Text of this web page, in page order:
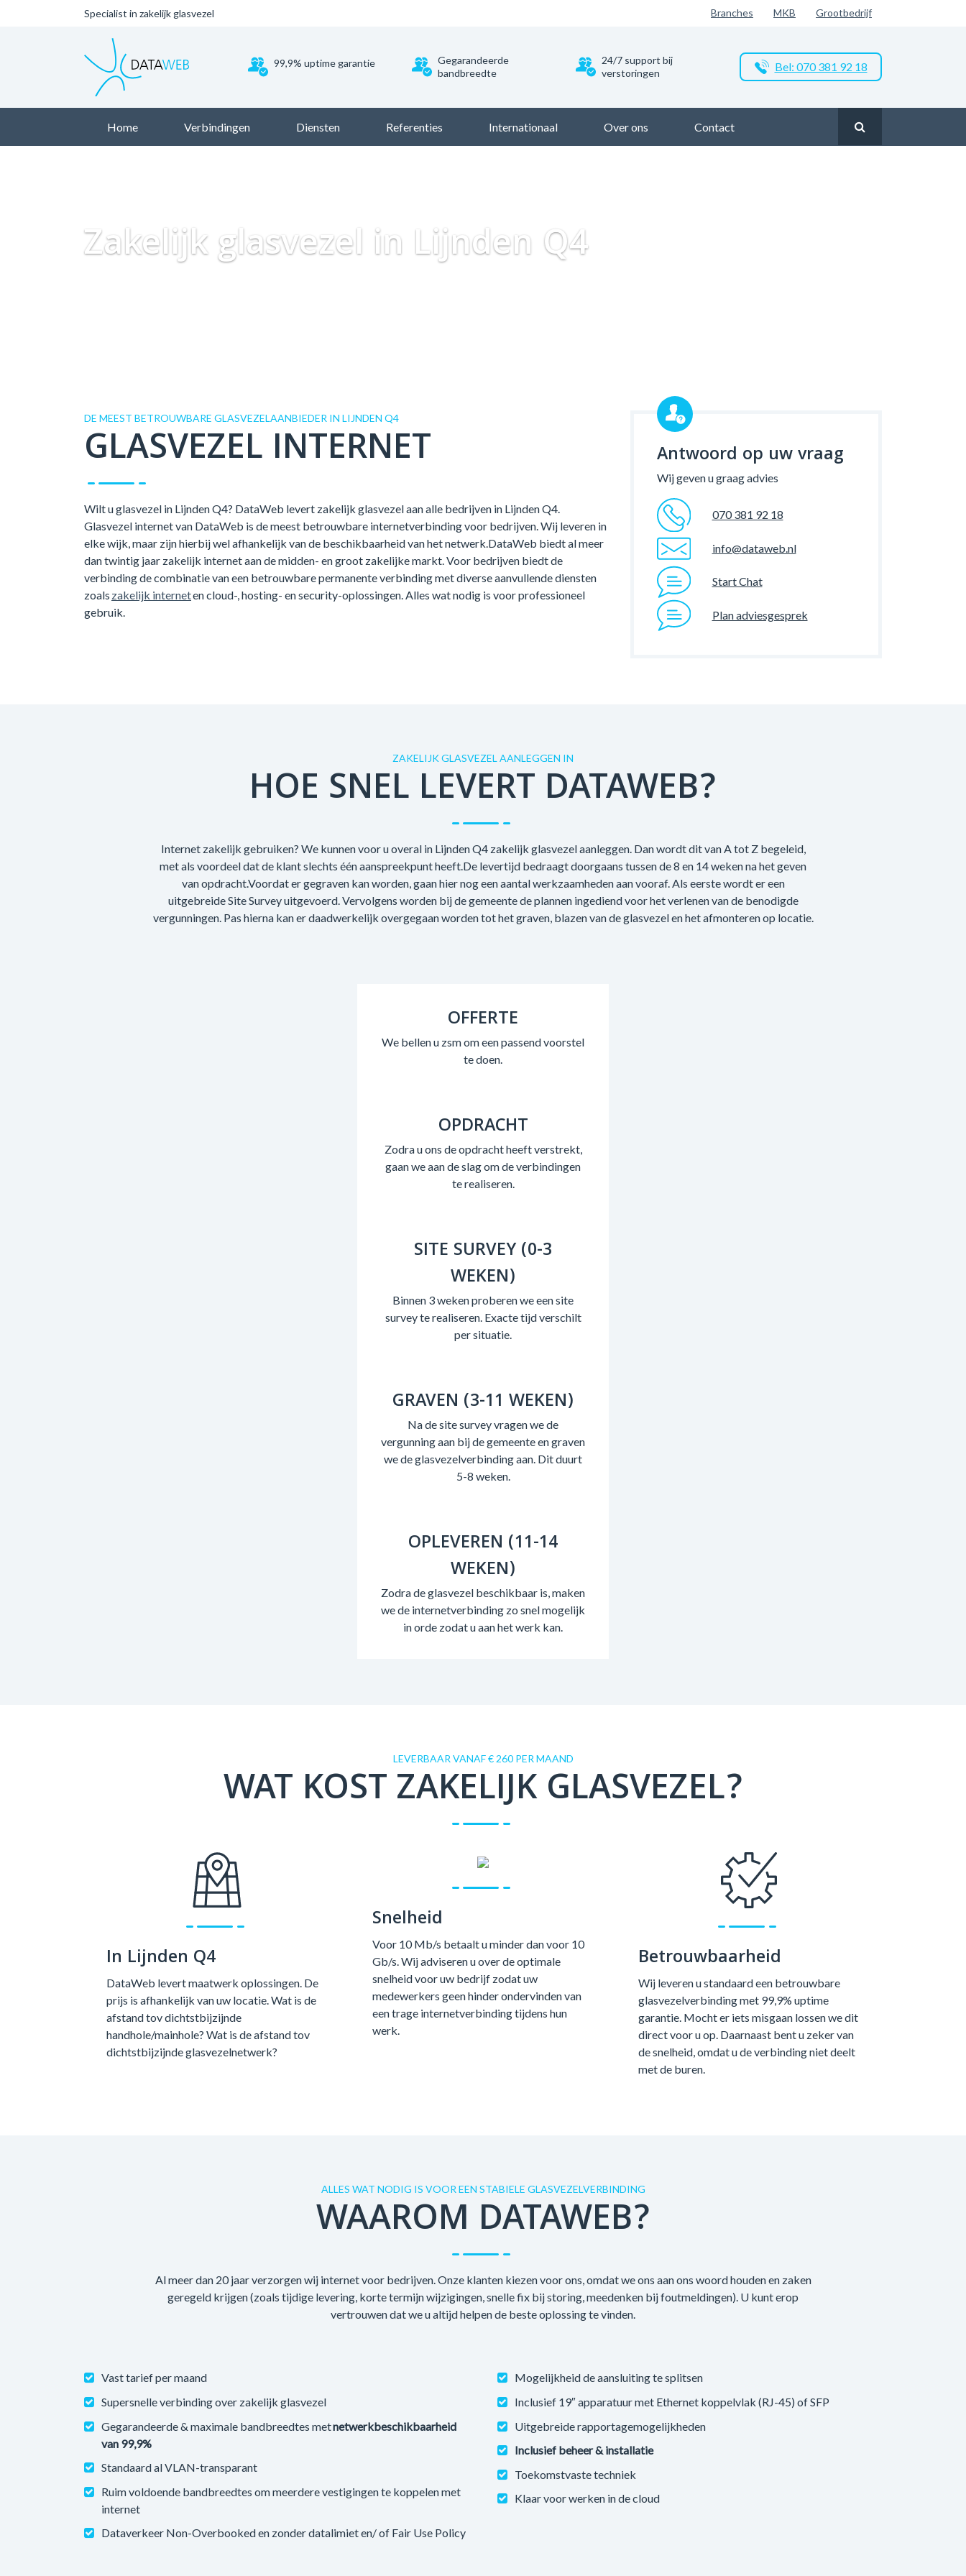
Specialist in zakelijk glasvezel Branches MKB Grootbedrijf
99,9% uptime garantie
Gegarandeerde
bandbreedte
24/7 support bij
verstoringen
Bel: 070 381 92 18
Home Verbindingen Diensten Referenties Internationaal Over ons Contact
Zakelijk glasvezel in Lijnden Q4
DE MEEST BETROUWBARE GLASVEZELAANBIEDER IN LIJNDEN Q4
GLASVEZEL INTERNET
Wilt u glasvezel in Lijnden Q4? DataWeb levert zakelijk glasvezel aan alle bedrijven in Lijnden Q4.
Glasvezel internet van DataWeb is de meest betrouwbare internetverbinding voor bedrijven. Wij leveren in
elke wijk, maar zijn hierbij wel afhankelijk van de beschikbaarheid van het netwerk.DataWeb biedt al meer
dan twintig jaar zakelijk internet aan de midden- en groot zakelijke markt. Voor bedrijven biedt de
verbinding de combinatie van een betrouwbare permanente verbinding met diverse aanvullende diensten
zoals zakelijk interneten cloud-, hosting- en security-oplossingen. Alles wat nodig is voor professioneel
gebruik.
Antwoord op uw vraag
Wij geven u graag advies
070 381 92 18
info@dataweb.nl
Start Chat
Plan adviesgesprek
ZAKELIJK GLASVEZEL AANLEGGEN IN
HOE SNEL LEVERT DATAWEB?
Internet zakelijk gebruiken? We kunnen voor u overal in Lijnden Q4 zakelijk glasvezel aanleggen. Dan wordt dit van A tot Z begeleid,
met als voordeel dat de klant slechts één aanspreekpunt heeft.De levertijd bedraagt doorgaans tussen de 8 en 14 weken na het geven
van opdracht.Voordat er gegraven kan worden, gaan hier nog een aantal werkzaamheden aan vooraf. Als eerste wordt er een
uitgebreide Site Survey uitgevoerd. Vervolgens worden bij de gemeente de plannen ingediend voor het verlenen van de benodigde
vergunningen. Pas hierna kan er daadwerkelijk overgegaan worden tot het graven, blazen van de glasvezel en het afmonteren op locatie.
OFFERTE
We bellen u zsm om een passend voorstel
te doen.
OPDRACHT
Zodra u ons de opdracht heeft verstrekt,
gaan we aan de slag om de verbindingen
te realiseren.
SITE SURVEY (0-3
WEKEN)
Binnen 3 weken proberen we een site
survey te realiseren. Exacte tijd verschilt
per situatie.
GRAVEN (3-11 WEKEN)
Na de site survey vragen we de
vergunning aan bij de gemeente en graven
we de glasvezelverbinding aan. Dit duurt
5-8 weken.
OPLEVEREN (11-14
WEKEN)
Zodra de glasvezel beschikbaar is, maken
we de internetverbinding zo snel mogelijk
in orde zodat u aan het werk kan.
LEVERBAAR VANAF € 260 PER MAAND
WAT KOST ZAKELIJK GLASVEZEL?
In Lijnden Q4
DataWeb levert maatwerk oplossingen. De
prijs is afhankelijk van uw locatie. Wat is de
afstand tov dichtstbijzijnde
handhole/mainhole? Wat is de afstand tov
dichtstbijzijnde glasvezelnetwerk?
Snelheid
Voor 10 Mb/s betaalt u minder dan voor 10
Gb/s. Wij adviseren u over de optimale
snelheid voor uw bedrijf zodat uw
medewerkers geen hinder ondervinden van
een trage internetverbinding tijdens hun
werk.
Betrouwbaarheid
Wij leveren u standaard een betrouwbare
glasvezelverbinding met 99,9% uptime
garantie. Mocht er iets misgaan lossen we dit
direct voor u op. Daarnaast bent u zeker van
de snelheid, omdat u de verbinding niet deelt
met de buren.
ALLES WAT NODIG IS VOOR EEN STABIELE GLASVEZELVERBINDING
WAAROM DATAWEB?
Al meer dan 20 jaar verzorgen wij internet voor bedrijven. Onze klanten kiezen voor ons, omdat we ons aan ons woord houden en zaken
geregeld krijgen (zoals tijdige levering, korte termijn wijzigingen, snelle fix bij storing, meedenken bij foutmeldingen). U kunt erop
vertrouwen dat we u altijd helpen de beste oplossing te vinden.
Vast tarief per maand
Supersnelle verbinding over zakelijk glasvezel
Gegarandeerde & maximale bandbreedtes metnetwerkbeschikbaarheid
van 99,9%
Standaard al VLAN-transparant
Ruim voldoende bandbreedtes om meerdere vestigingen te koppelen met
internet
Dataverkeer Non-Overbooked en zonder datalimiet en/ of Fair Use Policy
Mogelijkheid de aansluiting te splitsen
Inclusief 19″ apparatuur met Ethernet koppelvlak (RJ-45) of SFP
Uitgebreide rapportagemogelijkheden
Inclusief beheer & installatie
Toekomstvaste techniek
Klaar voor werken in de cloud